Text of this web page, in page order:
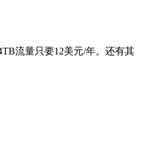
流量只要12美元/年。还有其